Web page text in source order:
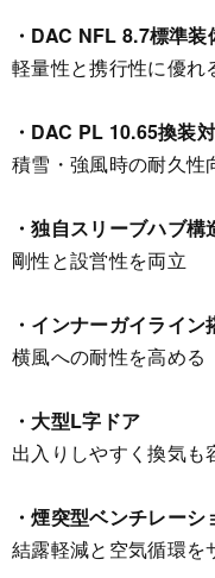
・DAC NFL 8.7標準装
軽量性と携行性に優れ
・DAC PL 10.65換装
積雪・強風時の耐久性
・独自スリーブハブ構
剛性と設営性を両立
・インナーガイライン
横風への耐性を高める
・大型L字ドア
出入りしやすく換気も
・煙突型ベンチレーシ
結露軽減と空気循環を